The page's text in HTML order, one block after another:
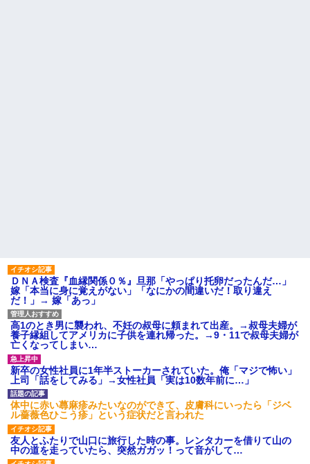
ＤＮＡ検査『血縁関係０％』旦那「やっぱり托卵だったんだ…」
嫁「本当に身に覚えがない」「なにかの間違いだ！取り違え
だ！」→ 嫁「あっ」
高1のとき男に襲われ、不妊の叔母に頼まれて出産。→叔母夫婦が
養子縁組してアメリカに子供を連れ帰った。→9・11で叔母夫婦が
亡くなってしまい…
新卒の女性社員に1年半ストーカーされていた。俺「マジで怖い」
上司「話をしてみる」→女性社員「実は10数年前に…」
体中に赤い蕁麻疹みたいなのができて、皮膚科にいったら「ジベ
ル薔薇色ひこう疹」という症状だと言われた
友人とふたりで山口に旅行した時の事。レンタカーを借りて山の
中の道を走っていたら、突然ガガッ！って音がして…